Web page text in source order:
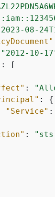
08-
"2012-10-
: [
:
: {
"Service" :
: